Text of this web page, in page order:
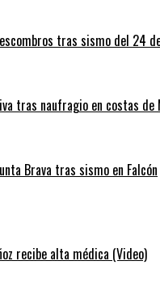
tras sismo del 24
tras naufragio en costas de
Brava tras sismo en Falcón
recibe alta médica (Video)